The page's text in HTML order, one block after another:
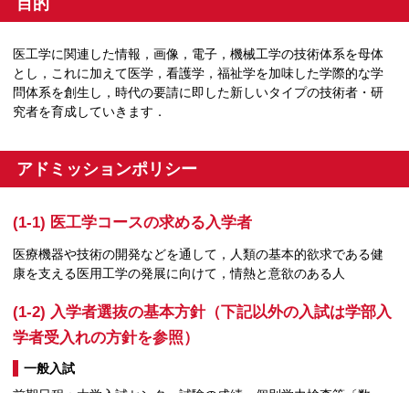
目的
医工学に関連した情報，画像，電子，機械工学の技術体系を母体
とし，これに加えて医学，看護学，福祉学を加味した学際的な学
問体系を創生し，時代の要請に即した新しいタイプの技術者・研
究者を育成していきます．
アドミッションポリシー
(1-1) 医工学コースの求める入学者
医療機器や技術の開発などを通して，人類の基本的欲求である健
康を支える医用工学の発展に向けて，情熱と意欲のある人
(1-2) 入学者選抜の基本方針（下記以外の入試は学部入
学者受入れの方針を参照）
一般入試